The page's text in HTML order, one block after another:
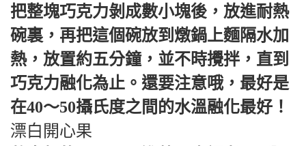
把整塊巧克力剝成數小塊後，放進耐熱
碗裏，再把這個碗放到燉鍋上麵隔水加
熱，放置約五分鐘，並不時攪拌，直到
巧克力融化為止。還要注意哦，最好是
在40～50攝氏度之間的水溫融化最好！
漂白開心果